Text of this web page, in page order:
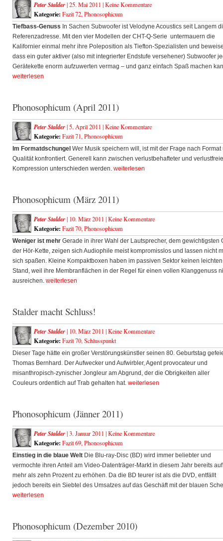
Peter Stalder| 25. Mai 2011 |Keine Kommentare
Kategorie: Fazit 72, Phonosophicum
Tiefbass-Genuss In Sachen Subwoofer ist Velodyne Acoustics seit Langem
Referenzadresse. Mit den vier Modellen der CHT-Q-Serie untermauern die
Kalifornier einmal mehr ihre Poleposition als Tiefton-Spezialisten und
dass ein guter aktiver (also mit integrierter Endstufe versehener) Subwoofer
Gerätekette enorm aufzuwerten vermag – und ganz einfach Spaß machen
weiterlesen
Phonosophicum (April 2011)
Peter Stalder| 5. April 2011 |Keine Kommentare
Kategorie: Fazit 71, Phonosophicum
Im Formatdschungel Wer Musik speichern will, ist mit der Frage nach Format
Qualität konfrontiert. Generell kann zwischen verlustbehafteter und
Kompression unterschieden werden. weiterlesen
Phonosophicum (März 2011)
Peter Stalder| 10. März 2011 |Keine Kommentare
Kategorie: Fazit 70, Phonosophicum
Weniger ist mehr Gerade in ihrer Wahl der Lautsprecher, dem gewichtigsten
der Hör-Kette, zeigen sich Audiophile meist kompromisslos und lassen nicht
sich spaßen. Kleine Kompaktboxen haben im passiven Sektor keinen leichten
Stand, weil ihre Membranflächen in der Regel für einen vollen Klanggenuss
ausreichen. weiterlesen
Stalder macht Schluss!
Peter Stalder| 10. März 2011 |Keine Kommentare
Kategorie: Fazit 70, Schlusspunkt
Dieser Tage hätte ein großer Verstörungskünstler seinen 80. Geburtstag
Thomas Bernhard. Der Aufwecker und Aufwirbler, Agent provocateur und
misanthropisch-zynischer Jongleur am Abgrund, der die Obrigkeiten aller
Couleurs ordentlich auf Trab gehalten hat. weiterlesen
Phonosophicum (Jänner 2011)
Peter Stalder| 3. Januar 2011 |Keine Kommentare
Kategorie: Fazit 69, Phonosophicum
Einstieg in die blaue Welt Die Blu-ray-Disc (BD) wird immer beliebter und
vermochte ihren Anteil am Video-Datenträger-Markt in diesem Jahr bereits auf
mehr als zehn Prozent zu erhöhen. Da die BD teurer ist als die DVD, entfällt
jedoch bereits ein Siebtel des Umsatzes auf das Geschäft mit der blauen
weiterlesen
Phonosophicum (Dezember 2010)